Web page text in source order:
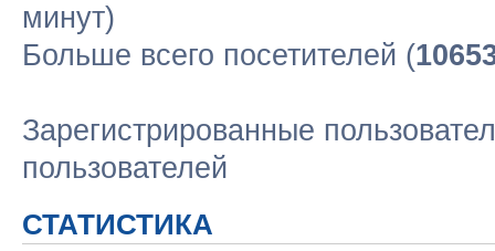
минут)
Больше всего посетителей (
Зарегистрированные
пользователей
СТАТИСТИКА